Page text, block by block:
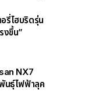
รี่ไฮบริดรุ่น
งขึ้น”
NX7
นธุ์ไฟฟ้าลุค